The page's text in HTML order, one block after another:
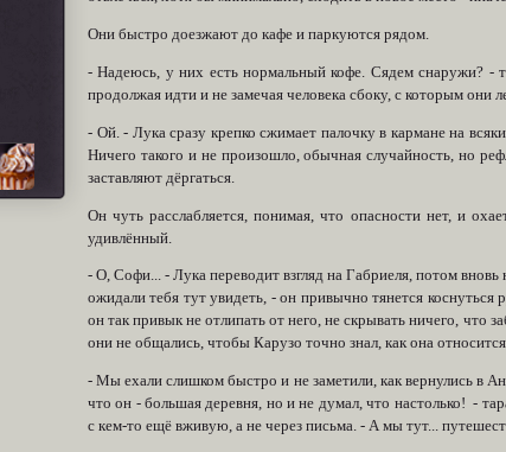
Они быстро доезжают до кафе и паркуются рядом.
- Надеюсь, у них есть нормальный кофе. Сядем снаружи? -
продолжая идти и не замечая человека сбоку, с которым они
- Ой. - Лука сразу крепко сжимает палочку в кармане на
Ничего такого и не произошло, обычная случайность, но
заставляют дёргаться.
Он чуть расслабляется, понимая, что опасности нет, и
удивлённый.
- О, Софи... - Лука переводит взгляд на Габриеля, потом
ожидали тебя тут увидеть, - он привычно тянется
он так привык не отлипать от него, не скрывать ничего, что
они не общались, чтобы Карузо точно знал, как она
- Мы ехали слишком быстро и не заметили, как вернулись в
что он - большая деревня, но и не думал, что настолько! -
с кем-то ещё вживую, а не через письма. - А мы тут...